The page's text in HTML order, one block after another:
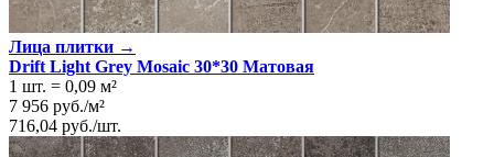
Лица плитки →
Drift Light Grey Mosaic 30*30 Матовая
1 шт. = 0,09 м²
7 956 руб./м²
716,04 руб./шт.